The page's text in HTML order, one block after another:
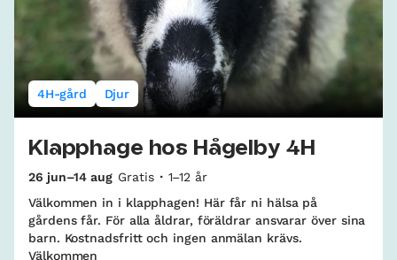
4H-gård Djur
Klapphage hos Hågelby 4H
26 jun–14 aug Gratis
1–12 år
Välkommen in i klapphagen! Här får ni hälsa på
gårdens får. För alla åldrar, föräldrar ansvarar över sina
barn. Kostnadsfritt och ingen anmälan krävs.
Välkommen